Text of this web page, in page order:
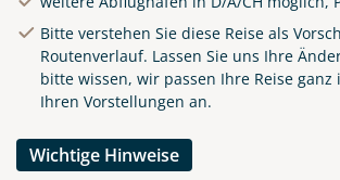
Bitte verstehen Sie diese Reise als
Routenverlauf. Lassen Sie uns Ihre
bitte wissen, wir passen Ihre Reise
Ihren Vorstellungen an.
Wichtige Hinweise